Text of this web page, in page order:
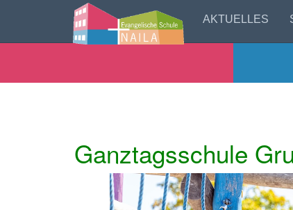
AKTUELLES
Ganztagsschule